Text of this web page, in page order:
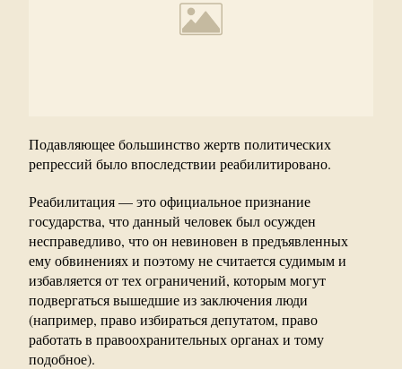
Подавляющее большинство жертв политических
репрессий было впоследствии реабилитировано.
Реабилитация — это официальное признание
государства, что данный человек был осужден
несправедливо, что он невиновен в предъявленных
ему обвинениях и поэтому не считается судимым и
избавляется от тех ограничений, которым могут
подвергаться вышедшие из заключения люди
(например, право избираться депутатом, право
работать в правоохранительных органах и тому
подобное).